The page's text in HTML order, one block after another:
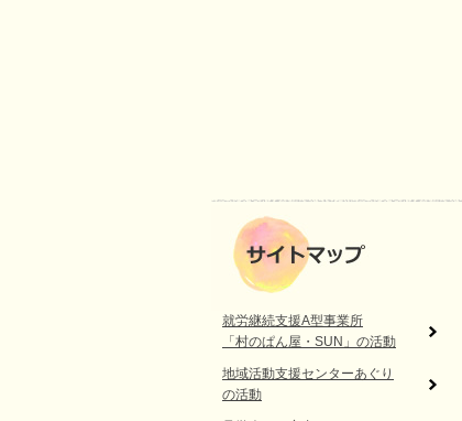
就労継続支援A型事業所
「村のぱん屋・SUN」の活動
地域活動支援センターあぐり
の活動